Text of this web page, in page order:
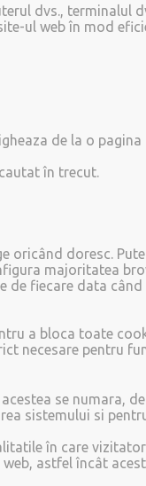
dvs., terminalul
ul web în mod
de la o pagina
în trecut.
oricând doresc.
majoritatea
de fiecare data
a bloca toate
necesare pentru
se numara,
sistemului si
în care
astfel încât